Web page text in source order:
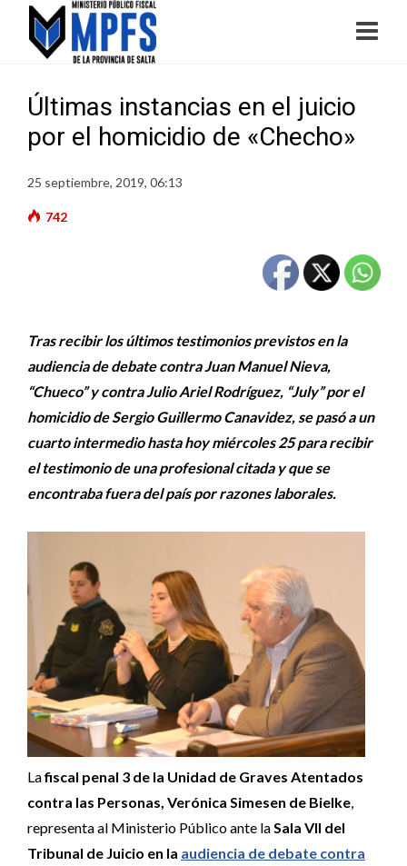
Últimas instancias en el juicio
por el homicidio de «Checho»
25 septiembre, 2019, 06:13
742
Tras recibir los últimos testimonios previstos en la
audiencia de debate contra Juan Manuel Nieva,
“Chueco” y contra Julio Ariel Rodríguez, “July” por el
homicidio de Sergio Guillermo Canavidez, se pasó a un
cuarto intermedio hasta hoy miércoles 25 para recibir
el testimonio de una profesional citada y que se
encontraba fuera del país por razones laborales.
Lafiscal penal 3 de la Unidad de Graves Atentados
contra las Personas, Verónica Simesen de Bielke,
representa al Ministerio Público ante laSala VII del
Tribunal de Juicio en la audiencia de debate contra